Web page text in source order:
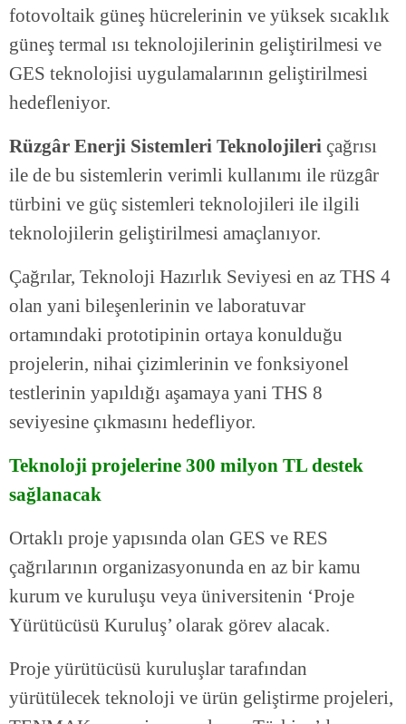
fotovoltaik güneş hücrelerinin ve yüksek sıcaklık
güneş termal ısı teknolojilerinin geliştirilmesi ve
GES teknolojisi uygulamalarının geliştirilmesi
hedefleniyor.
Rüzgâr Enerji Sistemleri Teknolojileri çağrısı
ile de bu sistemlerin verimli kullanımı ile rüzgâr
türbini ve güç sistemleri teknolojileri ile ilgili
teknolojilerin geliştirilmesi amaçlanıyor.
Çağrılar, Teknoloji Hazırlık Seviyesi en az THS 4
olan yani bileşenlerinin ve laboratuvar
ortamındaki prototipinin ortaya konulduğu
projelerin, nihai çizimlerinin ve fonksiyonel
testlerinin yapıldığı aşamaya yani THS 8
seviyesine çıkmasını hedefliyor.
Teknoloji projelerine 300 milyon TL destek
sağlanacak
Ortaklı proje yapısında olan GES ve RES
çağrılarının organizasyonunda en az bir kamu
kurum ve kuruluşu veya üniversitenin ‘Proje
Yürütücüsü Kuruluş’ olarak görev alacak.
Proje yürütücüsü kuruluşlar tarafından
yürütülecek teknoloji ve ürün geliştirme projeleri,